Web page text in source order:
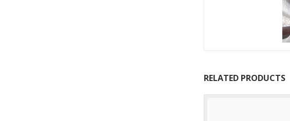
RELATED PRODUCTS